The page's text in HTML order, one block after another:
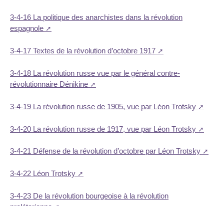
3-4-16 La politique des anarchistes dans la révolution
espagnole
3-4-17 Textes de la révolution d’octobre 1917
3-4-18 La révolution russe vue par le général contre-
révolutionnaire Dénikine
3-4-19 La révolution russe de 1905, vue par Léon Trotsky
3-4-20 La révolution russe de 1917, vue par Léon Trotsky
3-4-21 Défense de la révolution d’octobre par Léon Trotsky
3-4-22 Léon Trotsky
3-4-23 De la révolution bourgeoise à la révolution